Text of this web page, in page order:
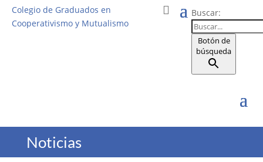
Colegio de Graduados en
Cooperativismo y Mutualismo
Buscar:
Botón de
búsqueda
Noticias